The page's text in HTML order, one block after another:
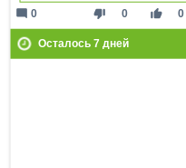
thumb_down 0 thumb_up 0
mode_comment 0
Осталось 7дней